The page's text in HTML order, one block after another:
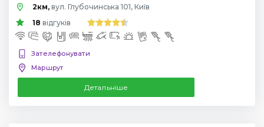
2км, вул. Глубочинська 101, Київ
18 відгуків
Зателефонувати
Маршрут
Детальніше